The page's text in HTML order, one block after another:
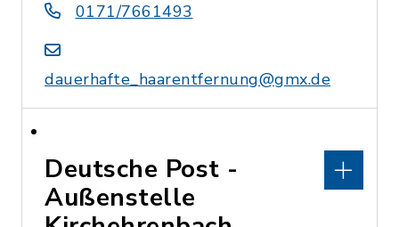
0171/7661493
dauerhafte_haarentfernung@gmx.de
Deutsche Post -
Außenstelle